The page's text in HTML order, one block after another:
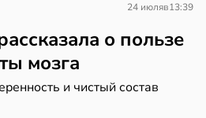
24 июляв13:39
о пользе
мозга
и чистый состав